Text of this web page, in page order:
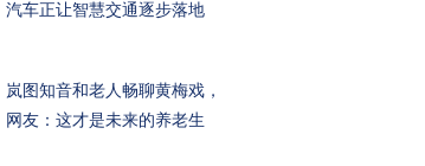
汽车正让智慧交通逐步落地
岚图知音和老人畅聊黄梅戏，
网友：这才是未来的养老生